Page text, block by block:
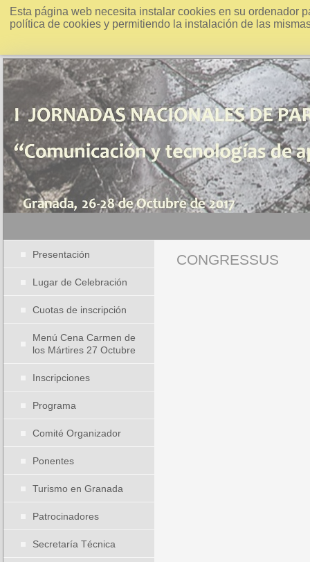
Esta página web necesita instalar cookies en su ordenador
política de cookies y permitiendo la instalación de las
Presentación
Lugar de Celebración
Cuotas de inscripción
Menú Cena Carmen de
los Mártires 27 Octubre
Inscripciones
Programa
Comité Organizador
Ponentes
Turismo en Granada
Patrocinadores
Secretaría Técnica
CONGRESSUS